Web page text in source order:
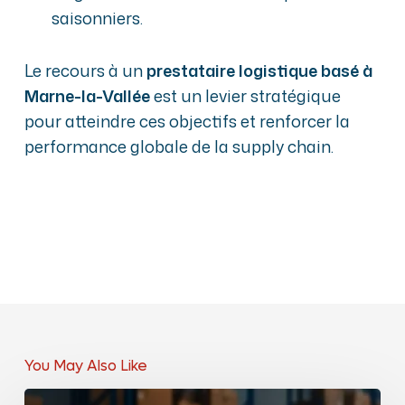
saisonniers.
Le recours à unprestataire logistique basé à
Marne-la-Valléeest un levier stratégique
pour atteindre ces objectifs et renforcer la
performance globale de la supply chain.
You May Also Like
Logistique